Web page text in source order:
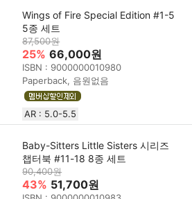
Wings of Fire Special Edition #1-5
5종 세트
87,500원
25% 66,000원
ISBN : 9000000010980
Paperback, 음원없음
AR : 5.0-5.5
Baby-Sitters Little Sisters 시리즈
챕터북 #11-18 8종 세트
90,400원
43% 51,700원